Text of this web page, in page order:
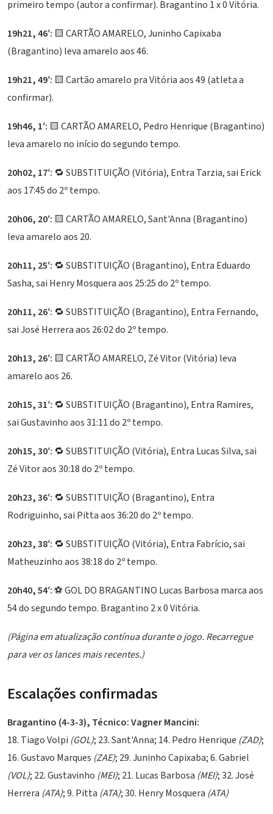
primeiro tempo (autor a confirmar). Bragantino 1 x 0 Vitória.
19h21, 46′: 🟨 CARTÃO AMARELO, Juninho Capixaba
(Bragantino) leva amarelo aos 46.
19h21, 49′: 🟨 Cartão amarelo pra Vitória aos 49 (atleta a
confirmar).
19h46, 1′: 🟨 CARTÃO AMARELO, Pedro Henrique (Bragantino)
leva amarelo no início do segundo tempo.
20h02, 17′: 🔁 SUBSTITUIÇÃO (Vitória), Entra Tarzia, sai Erick
aos 17:45 do 2º tempo.
20h06, 20′: 🟨 CARTÃO AMARELO, Sant'Anna (Bragantino)
leva amarelo aos 20.
20h11, 25′: 🔁 SUBSTITUIÇÃO (Bragantino), Entra Eduardo
Sasha, sai Henry Mosquera aos 25:25 do 2º tempo.
20h11, 26′: 🔁 SUBSTITUIÇÃO (Bragantino), Entra Fernando,
sai José Herrera aos 26:02 do 2º tempo.
20h13, 26′: 🟨 CARTÃO AMARELO, Zé Vitor (Vitória) leva
amarelo aos 26.
20h15, 31′: 🔁 SUBSTITUIÇÃO (Bragantino), Entra Ramires,
sai Gustavinho aos 31:11 do 2º tempo.
20h15, 30′: 🔁 SUBSTITUIÇÃO (Vitória), Entra Lucas Silva, sai
Zé Vitor aos 30:18 do 2º tempo.
20h23, 36′: 🔁 SUBSTITUIÇÃO (Bragantino), Entra
Rodriguinho, sai Pitta aos 36:20 do 2º tempo.
20h23, 38′: 🔁 SUBSTITUIÇÃO (Vitória), Entra Fabrício, sai
Matheuzinho aos 38:18 do 2º tempo.
20h40, 54′:⚽ GOL DO BRAGANTINO Lucas Barbosa marca aos
54 do segundo tempo. Bragantino 2 x 0 Vitória.
(Página em atualização contínua durante o jogo. Recarregue
para ver os lances mais recentes.)
Escalações confirmadas
Bragantino (4-3-3), Técnico: Vagner Mancini:
18. Tiago Volpi (GOL); 23. Sant'Anna; 14. Pedro Henrique (ZAD);
16. Gustavo Marques (ZAE); 29. Juninho Capixaba; 6. Gabriel
(VOL); 22. Gustavinho (MEI); 21. Lucas Barbosa (MEI); 32. José
Herrera (ATA); 9. Pitta (ATA); 30. Henry Mosquera (ATA)